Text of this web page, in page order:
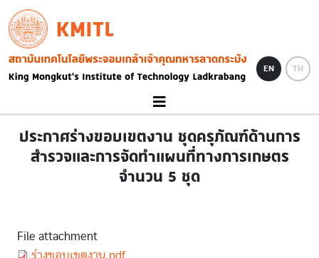
Skip to main content
KMITL
Image
EN TH
ประกาศร่างขอบเขตงาน ชุดครุภัณฑ์ด้านการ
สำรวจและการจัดทำแผนที่ทางการเกษตร
จำนวน 5 ชุด
File attachment
Document
ร่างขอบเขตงาน.pdf